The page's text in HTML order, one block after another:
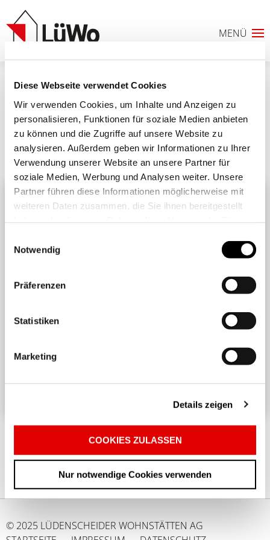
Diese Webseite verwendet Cookies
Wir verwenden Cookies, um Inhalte und Anzeigen zu
personalisieren, Funktionen für soziale Medien anbieten
zu können und die Zugriffe auf unsere Website zu
analysieren. Außerdem geben wir Informationen zu Ihrer
Verwendung unserer Website an unsere Partner für
soziale Medien, Werbung und Analysen weiter. Unsere
Partner führen diese Informationen möglicherweise mit
weiteren Daten zusammen, die Sie ihnen bereitgestellt
Cookies, wenn Sie unsere Webseite weiterhin nutzen.
Notwendig
Präferenzen
Statistiken
Marketing
Details zeigen
COOKIES ZULASSEN
Nur notwendige Cookies verwenden
IMG_7748 (Groß)
Ähnliche Beiträge Alle Beiträge
Harmonisches Wohnen untereinander
in einem Mehrparteienhaus erfordert
Rücksichtnahme und Achtsamkeit. ...
ANFRAGELISTE
© 2025 LÜDENSCHEIDER WOHNSTÄTTEN AG